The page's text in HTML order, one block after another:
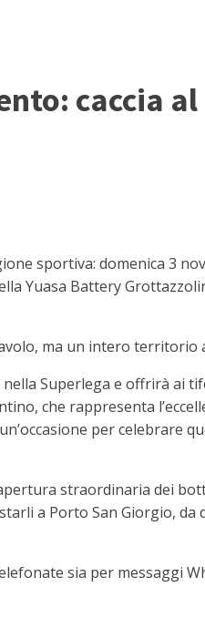
caccia
sportiva: domenica 3
Yuasa Battery
ma un intero territorio
Superlega e offrirà ai
che rappresenta
per celebrare
straordinaria dei
a Porto San Giorgio, da
sia per messaggi